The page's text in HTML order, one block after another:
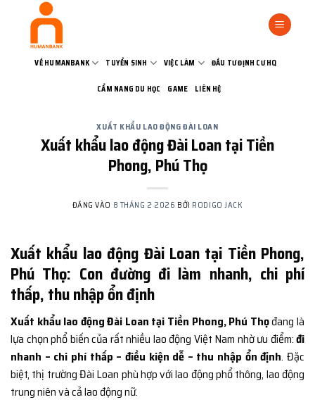
VỀ HUMANBANK TUYỂN SINH VIỆC LÀM ĐẦU TƯ ĐỊNH CƯ HQ
CẨM NANG DU HỌC GAME LIÊN HỆ
XUẤT KHẨU LAO ĐỘNG ĐÀI LOAN
Xuất khẩu lao động Đài Loan tại Tiền
Phong, Phú Thọ
ĐĂNG VÀO 8 THÁNG 2 2026 BỞI RODIGO JACK
Xuất khẩu lao động Đài Loan tại Tiền Phong,
Phú Thọ: Con đường đi làm nhanh, chi phí
thấp, thu nhập ổn định
Xuất khẩu lao động Đài Loan tại Tiền Phong, Phú Thọđang là
lựa chọn phổ biến của rất nhiều lao động Việt Nam nhờ ưu điểm:đi
nhanh – chi phí thấp – điều kiện dễ – thu nhập ổn định. Đặc
biệt, thị trường Đài Loan phù hợp với lao động phổ thông, lao động
trung niên và cả lao động nữ.